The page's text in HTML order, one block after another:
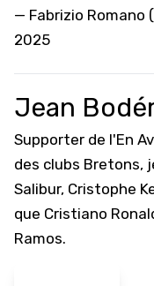
— Fabrizio Romano
2025
Jean
Supporter de l'En
des clubs Bretons,
Salibur, Cristophe
que Cristiano
Ramos.